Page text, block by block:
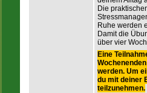
Die
Ruhe werden
Damit die
über vier
Eine
werden. Um
du mit deiner
teilzunehmen.